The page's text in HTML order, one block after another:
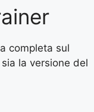
completa sul
la versione del